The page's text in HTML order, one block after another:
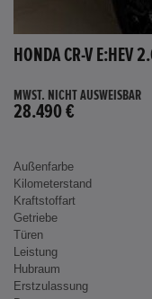
MWST. NICHT AUSWEISBAR
Außenfarbe
Kilometerstand
Kraftstoffart
Getriebe
Türen
Leistung
Hubraum